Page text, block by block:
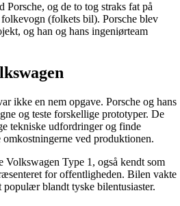
og de to tog straks fat på
(folkets bil). Porsche blev
og han og hans ingeniørteam
ikke en nem opgave. Porsche og hans
og teste forskellige prototyper. De
tekniske udfordringer og finde
ved produktionen.
Volkswagen Type 1, også kendt som
for offentligheden. Bilen vakte
blandt tyske bilentusiaster.